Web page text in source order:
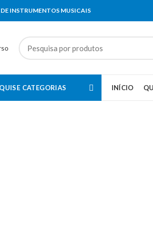
INSTRUMENTOS MUSICAIS
CATEGORIAS INÍCIO